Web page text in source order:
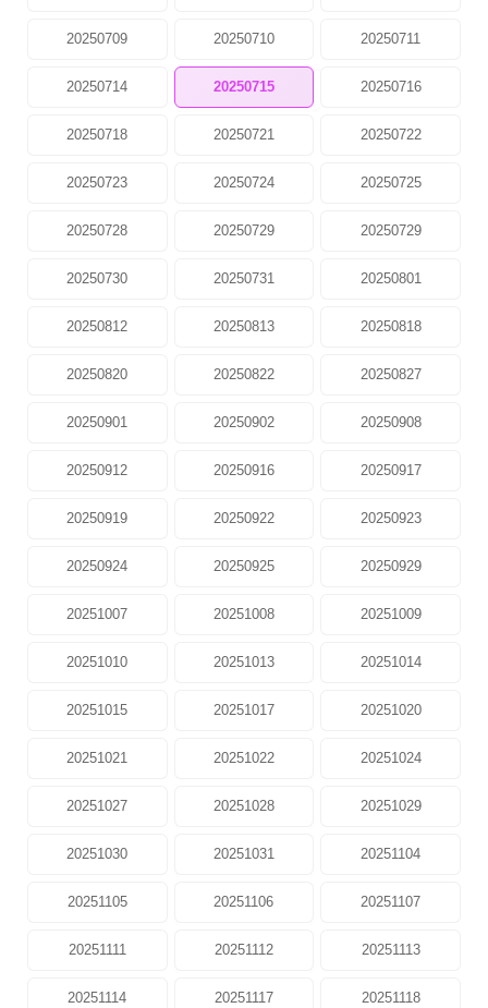
20250709 20250710 20250711
20250714 20250715 20250716
20250718 20250721 20250722
20250723 20250724 20250725
20250728 20250729 20250729
20250730 20250731 20250801
20250812 20250813 20250818
20250820 20250822 20250827
20250901 20250902 20250908
20250912 20250916 20250917
20250919 20250922 20250923
20250924 20250925 20250929
20251007 20251008 20251009
20251010 20251013 20251014
20251015 20251017 20251020
20251021 20251022 20251024
20251027 20251028 20251029
20251030 20251031 20251104
20251105 20251106 20251107
20251111 20251112 20251113
20251114 20251117 20251118